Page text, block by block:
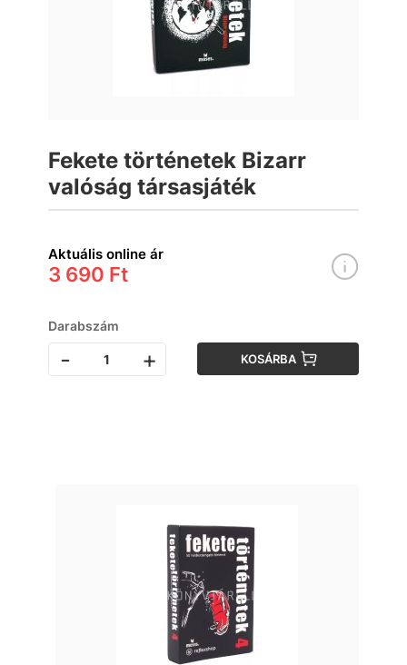
Fekete történetek Bizarr
valóság társasjáték
Aktuális online ár
3 690 Ft
Darabszám
- + KOSÁRBA